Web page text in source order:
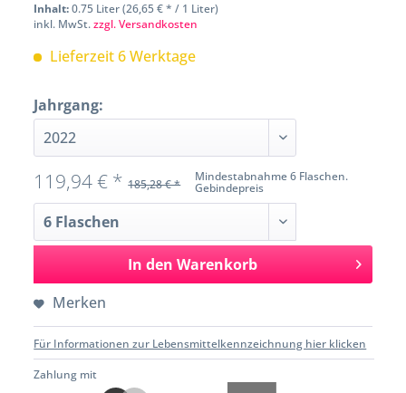
Inhalt:0.75 Liter (26,65 € * / 1 Liter)
inkl. MwSt.zzgl. Versandkosten
Lieferzeit 6 Werktage
Jahrgang:
Mindestabnahme 6 Flaschen.
Gebindepreis
119,94 € * 185,28 € *
In den Warenkorb
Merken
Für Informationen zur Lebensmittelkennzeichnung hier klicken
Zahlung mit